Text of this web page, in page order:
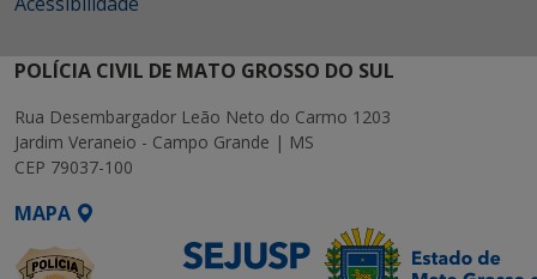
POLÍCIA CIVIL DE MATO GROSSO DO SUL
Rua Desembargador Leão Neto do Carmo 1203
Jardim Veraneio - Campo Grande | MS
CEP 79037-100
MAPA